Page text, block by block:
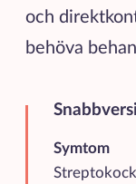
och
behöva
Kortfattad
Symtom